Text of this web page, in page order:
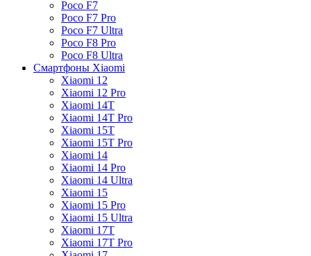
Poco F7
Poco F7 Pro
Poco F7 Ultra
Poco F8 Pro
Poco F8 Ultra
Смартфоны Xiaomi
Xiaomi 12
Xiaomi 12 Pro
Xiaomi 14T
Xiaomi 14T Pro
Xiaomi 15T
Xiaomi 15T Pro
Xiaomi 14
Xiaomi 14 Pro
Xiaomi 14 Ultra
Xiaomi 15
Xiaomi 15 Pro
Xiaomi 15 Ultra
Xiaomi 17T
Xiaomi 17T Pro